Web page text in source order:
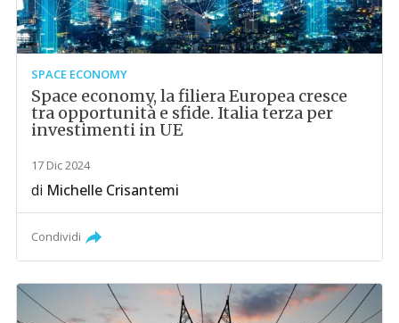
SPACE ECONOMY
Space economy, la filiera Europea cresce
tra opportunità e sfide. Italia terza per
investimenti in UE
17 Dic 2024
di Michelle Crisantemi
Condividi